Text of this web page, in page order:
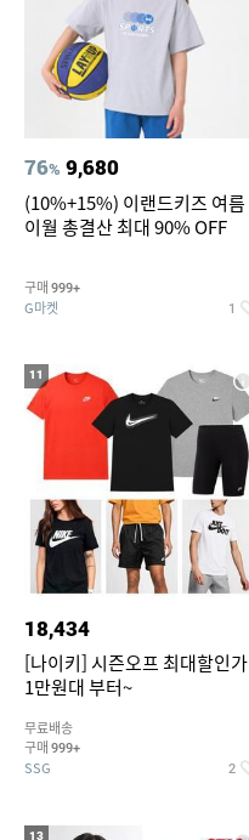
76% 9,680
(10%+15%) 이랜드키즈 여름
이월 총결산 최대 90% OFF
구매 999+
G마켓 1
11
18,434
[나이키] 시즌오프 최대할인가
1만원대 부터~
무료배송
구매 999+
SSG 2
13